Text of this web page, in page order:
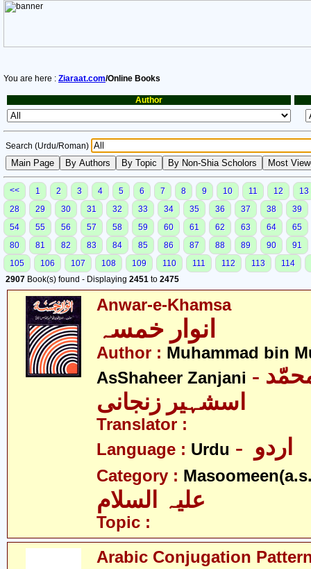
You are here : Ziaraat.com/Online Books
Author
Search (Urdu/Roman)
<< 1 2 3 4 5 6 7 8 9 10 11 12
13
28
29 30 31 32 33 34 35 36 37 38
39
54
55 56 57 58 59 60 61 62 63 64
65
80
81 82 83 84 85 86 87 88 89 90
91
105
106 107 108 109 110 111 112 113
114
2907 Book(s) found - Displaying 2451 to 2475
Anwar-e-Khamsa
Author : Muhammad bin
AsShaheer Zanjani - محمّد بن محمّد
اسشہیر زنجانی
Translator :
Language : Urdu
Category :
Topic :
Arabic Conjugation